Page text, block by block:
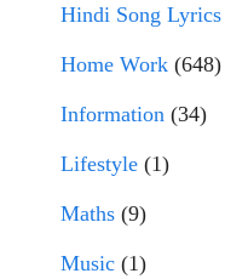
Hindi Song Lyrics
Home Work (648)
Information (34)
Lifestyle (1)
Maths (9)
Music (1)